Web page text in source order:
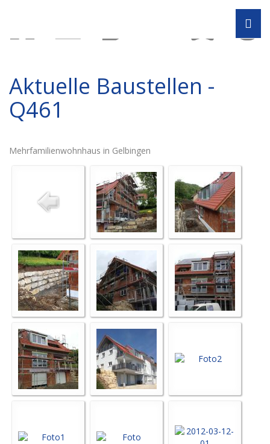
Aktuelle Baustellen -
Q461
Mehrfamilienwohnhaus in Gelbingen